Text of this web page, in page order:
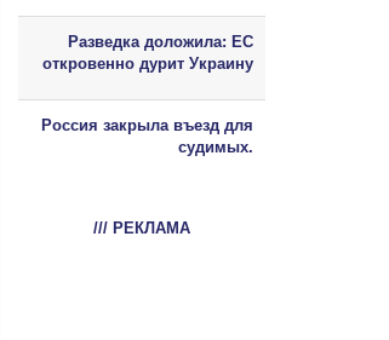
Разведка доложила: ЕС
откровенно дурит Украину
Россия закрыла въезд для
судимых.
/// РЕКЛАМА